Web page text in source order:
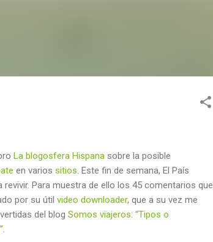
La blogosfera Hispana sobre la posible
en varios sitios . Este fin de semana, El País
revivir. Para muestra de ello los 45 comentarios que
por su útil video downloader, que a su vez me
del blog Somos viajeros: “Tipos o